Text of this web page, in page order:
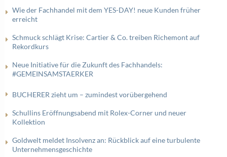
Wie der Fachhandel mit dem YES-DAY! neue Kunden früher
erreicht
Schmuck schlägt Krise: Cartier & Co. treiben Richemont auf
Rekordkurs
Neue Initiative für die Zukunft des Fachhandels:
#GEMEINSAMSTAERKER
BUCHERER zieht um – zumindest vorübergehend
Schullins Eröffnungsabend mit Rolex-Corner und neuer
Kollektion
Goldwelt meldet Insolvenz an: Rückblick auf eine turbulente
Unternehmensgeschichte